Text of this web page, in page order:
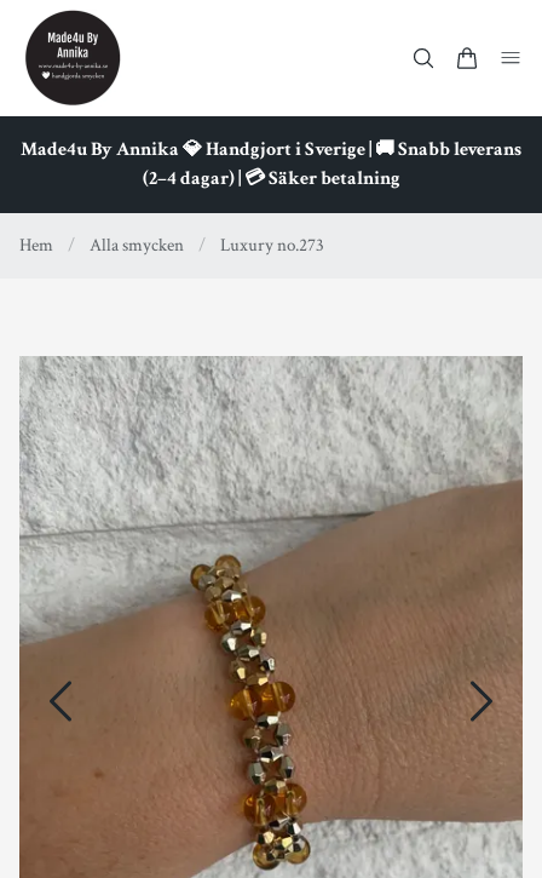
Made4u By Annika 💎 Handgjort i Sverige | 🚚 Snabb leverans
(2–4 dagar) | 💳 Säker betalning
Hem / Alla smycken / Luxury no.273